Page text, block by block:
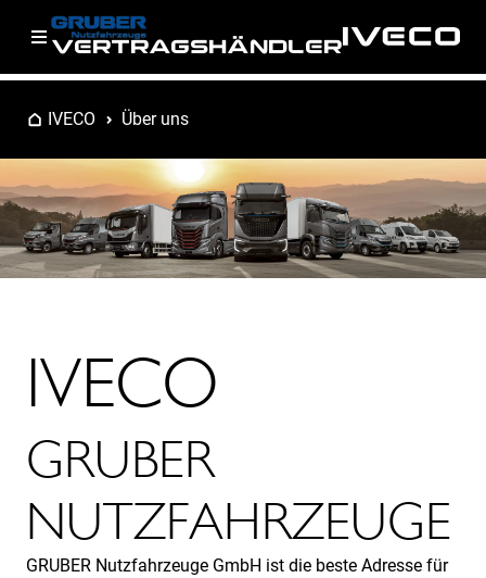
VERTRAGSHÄNDLER
IVECO Über uns
IVECO
GRUBER
NUTZFAHRZEUGE
GRUBER Nutzfahrzeuge GmbH ist die beste Adresse für